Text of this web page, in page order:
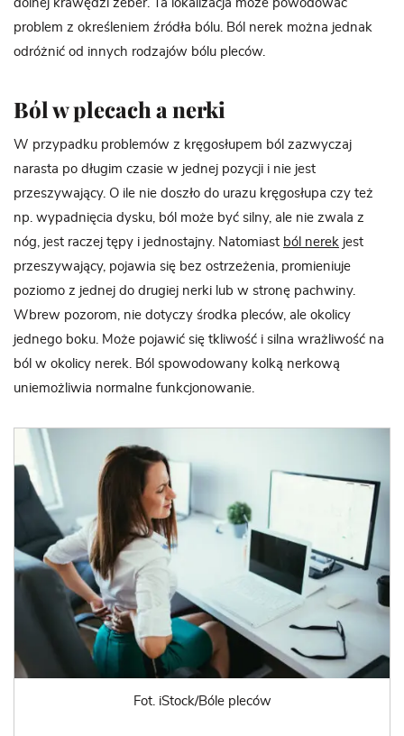
dolnej krawędzi żeber. Ta lokalizacja może powodować
problem z określeniem źródła bólu. Ból nerek można jednak
odróżnić od innych rodzajów bólu pleców.
Ból w plecach a nerki
W przypadku problemów z kręgosłupem ból zazwyczaj
narasta po długim czasie w jednej pozycji i nie jest
przeszywający. O ile nie doszło do urazu kręgosłupa czy też
np. wypadnięcia dysku, ból może być silny, ale nie zwala z
nóg, jest raczej tępy i jednostajny. Natomiast ból nerek jest
przeszywający, pojawia się bez ostrzeżenia, promieniuje
poziomo z jednej do drugiej nerki lub w stronę pachwiny.
Wbrew pozorom, nie dotyczy środka pleców, ale okolicy
jednego boku. Może pojawić się tkliwość i silna wrażliwość na
ból w okolicy nerek. Ból spowodowany kolką nerkową
uniemożliwia normalne funkcjonowanie.
Fot. iStock/Bóle pleców